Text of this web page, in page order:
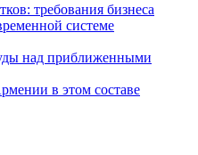
требования бизнеса
системе
над приближенными
в этом составе